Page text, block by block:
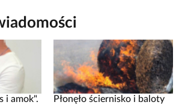
i amok".
Płonęło ściernisko i baloty